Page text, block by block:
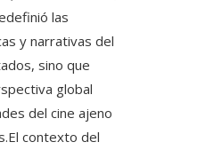
las
y narrativas del
sino que
global
del cine ajeno
contexto del